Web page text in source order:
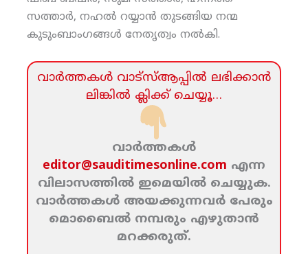
സത്താര്‍, നഹല്‍ റയ്യാന്‍ തുടങ്ങിയ നന്മ
കുടുംബാംഗങ്ങള്‍ നേതൃത്വം നല്‍കി.
വാര്‍ത്തകള്‍ വാട്‌സ്‌ആപ്പില്‍ ലഭിക്കാന്‍
ലിങ്കില്‍ ക്ലിക്ക്‌ ചെയ്യൂ…
വാര്‍ത്തകള്‍
editor@sauditimesonline.com എന്ന
വിലാസത്തില്‍ ഇമെയില്‍ ചെയ്യുക.
വാര്‍ത്തകള്‍ അയക്കുന്നവര്‍ പേരും
മൊബൈല്‍ നമ്പരും എഴുതാന്‍
മറക്കരുത്‌.